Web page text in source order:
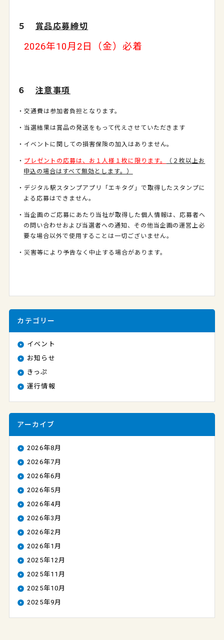
５ 賞品応募締切
2026年10月2日（金）必着
６ 注意事項
・交通費は参加者負担となります。
・当選結果は賞品の発送をもって代えさせていただきます
・イベントに関しての損害保険の加入はありません。
・ プレゼントの応募は、お１人様１枚に限ります。
（２枚以上お
申込の場合はすべて無効とし ます。）
・デジタル駅スタンプアプリ「エキタグ」で取得したスタンプに
よる応募はできません。
・当企画のご応募にあたり当社が取得した個人情報は、応募者へ
の問い合わせおよび当選者への通知、その他当企画の運営上必
要な場合以外で使用することは一切ございません。
・災害等により予告なく中止する場合があります。
カテゴリー
イベント
お知らせ
きっぷ
運行情報
アーカイブ
2026年8月
2026年7月
2026年6月
2026年5月
2026年4月
2026年3月
2026年2月
2026年1月
2025年12月
2025年11月
2025年10月
2025年9月